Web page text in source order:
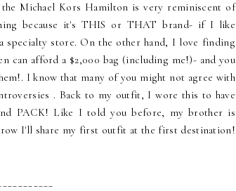
Michael Kors Hamilton is very reminiscent of
because it's THIS or THAT brand- if I like
store. On the other hand, I love finding
can afford a $2,000 bag (including me!)- and you
I know that many of you might not agree with
. Back to my outfit, I wore this to have
PACK! Like I told you before, my brother is
I'll share my first outfit at the first destination!